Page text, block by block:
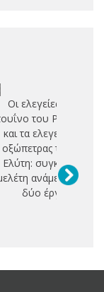
Οι ελεγείες του
του Ρ.Μ. Ρίλκε
και τα ελεγεία της
οξώπετρας του Ο.
Ελύτη: συγκριτική
ανάμεσα στα
δύο έργα